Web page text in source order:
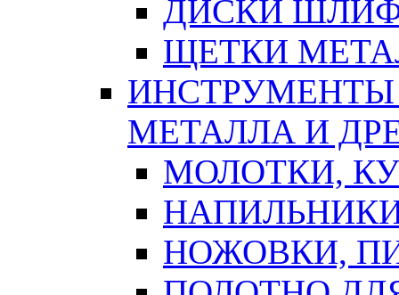
ДИСКИ
ЩЕТКИ
ИНСТРУМЕНТЫ
МЕТАЛЛА И
МОЛОТКИ,
НОЖОВКИ,